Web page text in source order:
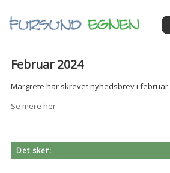
Februar 2024
Margrete har skrevet nyhedsbrev i februar:
Se mere her
Det sker: